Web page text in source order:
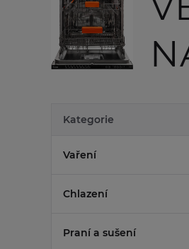
Kategorie
Vaření
Chlazení
Praní a sušení